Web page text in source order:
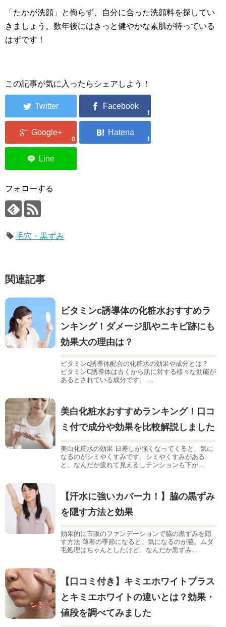
「たかが洗顔」と侮らず、自分に合った洗顔料を探してい
きましょう。数年後にはきっと健やかな素肌が待っている
はずです！
この記事が気に入ったらシェアしよう！
0
フォローする
毛穴・黒ずみ
関連記事
ビタミンc誘導体の化粧水おすすめラ
ンキング！ダメージ肌やニキビ跡にも
効果大の理由は？
ビタミンc誘導体配合の化粧水の効果や成分とは？
ビタミンC誘導体は古くから肌に対する様々な効能が
あるとされている成分です。 ...
美白化粧水おすすめランキング！口コ
ミ付で成分や効果を比較解説しました
美白化粧水の効果 日差しが強くなってくると、気に
なるのがシミやくすみです。シミやくすみがある
と、なんだか疲れて見えるしテンションも下が...
【汗水に強いカバー力！】脇の黒ずみ
を隠す方法と効果
効果的に市販のファンデーションで脇の黒ずみを隠
す方法 薄着の季節になると、気になるのが脇。ムダ
毛処理はちゃんとしたけど、なんだか黒ずみ...
【口コミ付き】キミエホワイトプラス
とキミエホワイトの違いとは？効果・
値段を調べてみました